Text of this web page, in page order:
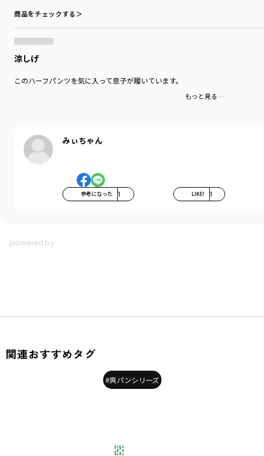
商品をチェックする＞
涼しげ
このハーフパンツを気に入って息子が履いています。
もっと見る…
みぃちゃん
参考になった 1 LIKE! 1
関連おすすめタグ
#爽パンシリーズ